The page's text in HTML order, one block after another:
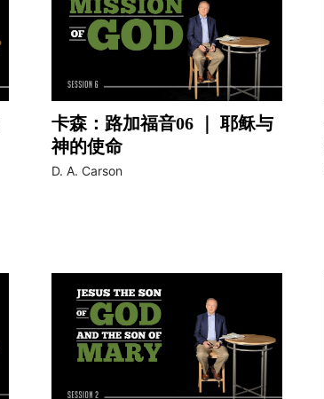
video
卡森：路加福音06 ｜ 耶稣与
神的使命
D. A. Carson